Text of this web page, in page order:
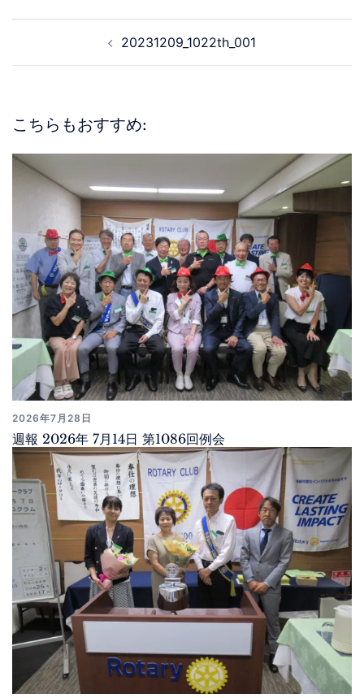
20231209_1022th_001
こちらもおすすめ:
2026年7月28日
週報 2026年 7月14日 第1086回例会